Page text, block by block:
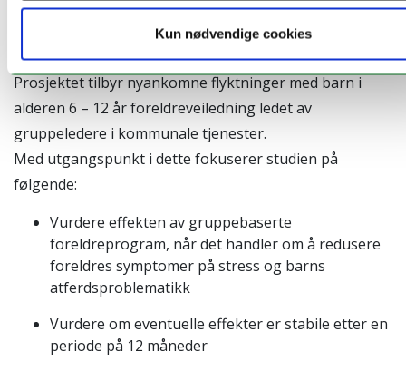
Kun nødvendige cookies
STUDIEN
Prosjektet tilbyr nyankomne flyktninger med barn i
alderen 6 – 12 år foreldreveiledning ledet av
gruppeledere i kommunale tjenester.
Med utgangspunkt i dette fokuserer studien på
følgende:
Vurdere effekten av gruppebaserte
foreldreprogram, når det handler om å redusere
foreldres symptomer på stress og barns
atferdsproblematikk
Vurdere om eventuelle effekter er stabile etter en
periode på 12 måneder